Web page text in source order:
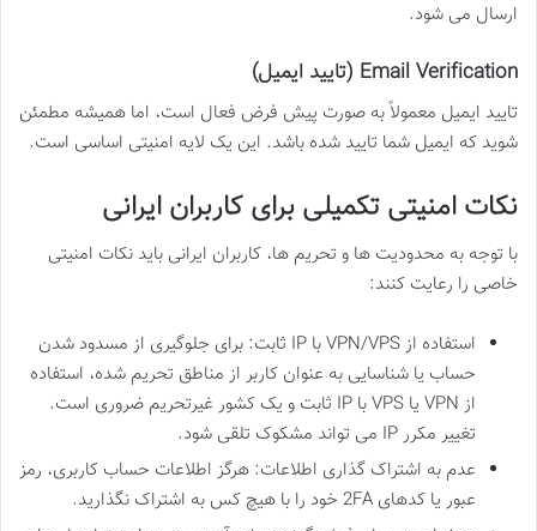
ارسال می شود.
Email Verification (تایید ایمیل)
تایید ایمیل معمولاً به صورت پیش فرض فعال است، اما همیشه مطمئن
شوید که ایمیل شما تایید شده باشد. این یک لایه امنیتی اساسی است.
نکات امنیتی تکمیلی برای کاربران ایرانی
با توجه به محدودیت ها و تحریم ها، کاربران ایرانی باید نکات امنیتی
خاصی را رعایت کنند:
استفاده از VPN/VPS با IP ثابت: برای جلوگیری از مسدود شدن
حساب یا شناسایی به عنوان کاربر از مناطق تحریم شده، استفاده
از VPN یا VPS با IP ثابت و یک کشور غیرتحریم ضروری است.
تغییر مکرر IP می تواند مشکوک تلقی شود.
عدم به اشتراک گذاری اطلاعات: هرگز اطلاعات حساب کاربری، رمز
عبور یا کدهای 2FA خود را با هیچ کس به اشتراک نگذارید.